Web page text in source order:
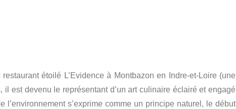
étoilé L’Evidence à Montbazon en Indre-et-Loire (une
est devenu le représentant d’un art culinaire éclairé et engagé
s’exprime comme un principe naturel, le début